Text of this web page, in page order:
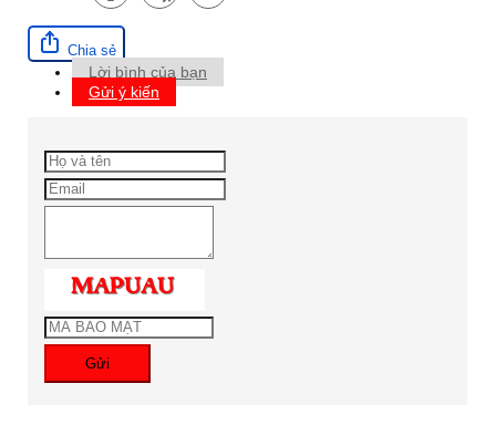
Chia sẻ
Lời bình của bạn
Gửi ý kiến
Gửi